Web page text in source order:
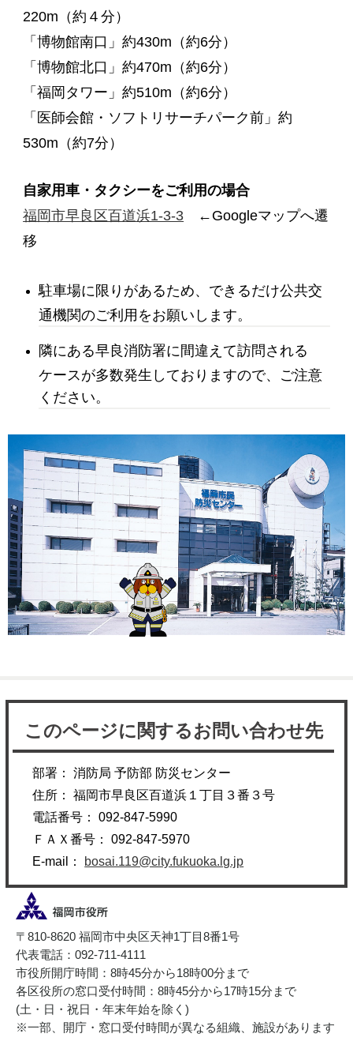
220m（約４分）
「博物館南口」約430m（約6分）
「博物館北口」約470m（約6分）
「福岡タワー」約510m（約6分）
「医師会館・ソフトリサーチパーク前」約
530m（約7分）
自家用車・タクシーをご利用の場合
福岡市早良区百道浜1-3-3 ←Googleマップへ遷
移
駐車場に限りがあるため、できるだけ公共交
通機関のご利用をお願いします。
隣にある早良消防署に間違えて訪問される
ケースが多数発生しておりますので、ご注意
ください。
このページに関するお問い合わせ先
部署： 消防局 予防部 防災センター
住所： 福岡市早良区百道浜１丁目３番３号
電話番号： 092-847-5990
ＦＡＸ番号： 092-847-5970
E-mail：
bosai.119@city.fukuoka.lg.jp
〒810-8620 福岡市中央区天神1丁目8番1号
代表電話：092-711-4111
市役所開庁時間：8時45分から18時00分まで
各区役所の窓口受付時間：8時45分から17時15分まで
(土・日・祝日・年末年始を除く)
※一部、開庁・窓口受付時間が異なる組織、施設があります